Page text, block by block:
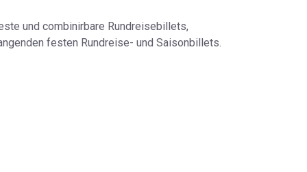
und combinirbare Rundreisebillets,
festen Rundreise- und Saisonbillets.